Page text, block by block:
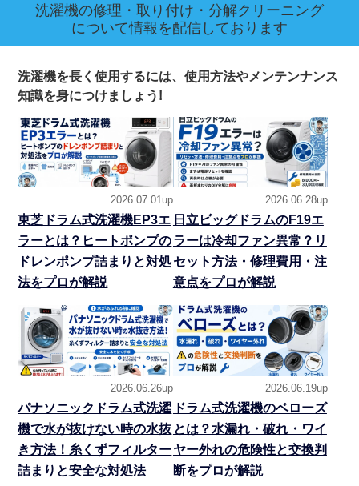
洗濯機の修理・取り付け・分解クリーニング
について情報を配信しております
洗濯機を長く使用するには、使用方法やメンテンナンス
知識を身につけましょう!
2026.07.01up
東芝ドラム式洗濯機EP3エ
ラーとは？ヒートポンプの
ドレンポンプ詰まりと対処
法をプロが解説
2026.06.28up
日立ビッグドラムのF19エ
ラーは冷却ファン異常？リ
セット方法・修理費用・注
意点をプロが解説
2026.06.26up
パナソニックドラム式洗濯
機で水が抜けない時の水抜
き方法！糸くずフィルター
詰まりと安全な対処法
2026.06.19up
ドラム式洗濯機のベローズ
とは？水漏れ・破れ・ワイ
ヤー外れの危険性と交換判
断をプロが解説